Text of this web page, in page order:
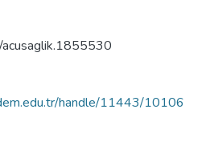
handle/11443/10106